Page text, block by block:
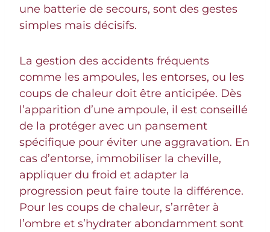
une batterie de secours, sont des gestes
simples mais décisifs.
La gestion des accidents fréquents
comme les ampoules, les entorses, ou les
coups de chaleur doit être anticipée. Dès
l’apparition d’une ampoule, il est conseillé
de la protéger avec un pansement
spécifique pour éviter une aggravation. En
cas d’entorse, immobiliser la cheville,
appliquer du froid et adapter la
progression peut faire toute la différence.
Pour les coups de chaleur, s’arrêter à
l’ombre et s’hydrater abondamment sont